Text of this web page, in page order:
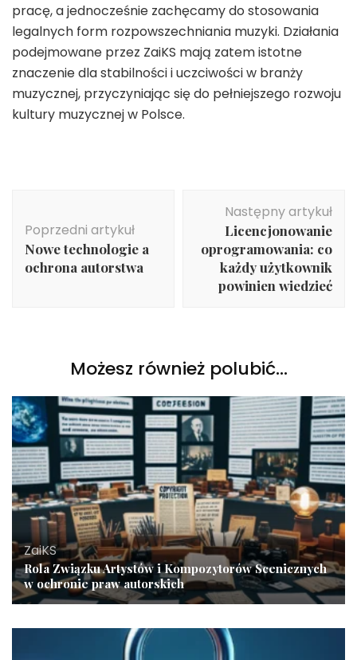
pracę, a jednocześnie zachęcamy do stosowania
legalnych form rozpowszechniania muzyki. Działania
podejmowane przez ZaiKS mają zatem istotne
znaczenie dla stabilności i uczciwości w branży
muzycznej, przyczyniając się do pełniejszego rozwoju
kultury muzycznej w Polsce.
wpisu
Poprzedni artykuł
Nowe technologie a
ochrona autorstwa
Następny artykuł
Licencjonowanie
oprogramowania: co
każdy użytkownik
powinien wiedzieć
Możesz również polubić…
ZaiKS
Rola Związku Artystów i Kompozytorów Scenicznych
w ochronie praw autorskich